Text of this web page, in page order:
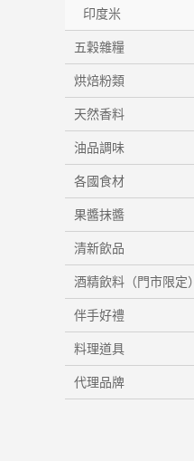
印度米
五穀雜糧
烘焙粉類
天然香料
油品調味
各國食材
果醬抹醬
清新飲品
酒精飲料（門市限定）
伴手好禮
料理道具
代理品牌